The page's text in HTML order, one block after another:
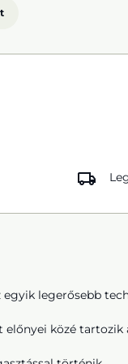
legerősebb
közé tartozik